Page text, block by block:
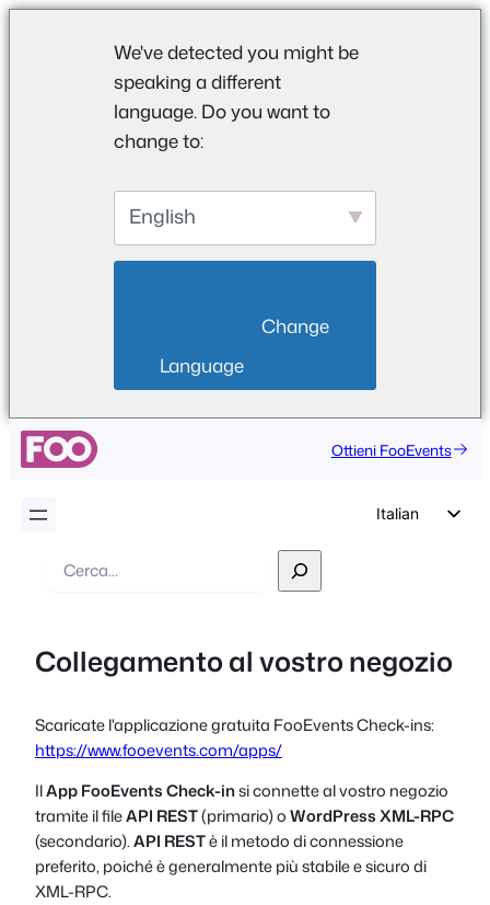
We've detected you might be
speaking a different
language. Do you want to
change to:
English
Language
Ottieni FooEvents
Italian
Spanish
French
Czech
Greek
Ricerca
Collegamento al vostro negozio
Scaricate l'applicazione gratuita FooEvents Check-ins:
https://www.fooevents.com/apps/
IlApp FooEvents Check-insi connette al vostro negozio
tramite il fileAPI REST(primario) oWordPress XML-RPC
(secondario).API RESTè il metodo di connessione
preferito, poiché è generalmente più stabile e sicuro di
XML-RPC.